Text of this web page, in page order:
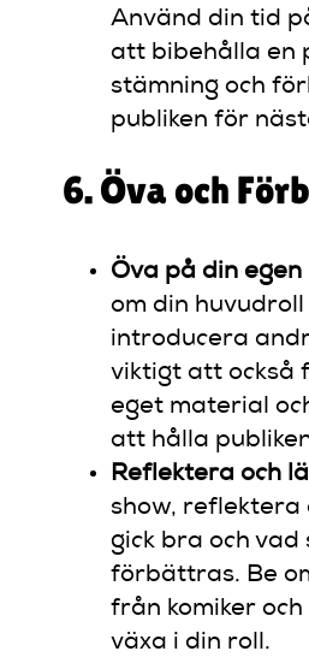
Använd din tid
att bibehålla en
stämning och
publiken för
6. Öva och
Öva på din egen
om din
introducera
viktigt att också
eget material
att hålla
Reflektera och
show, reflektera
gick bra och vad
förbättras. Be
från komiker
växa i din roll.